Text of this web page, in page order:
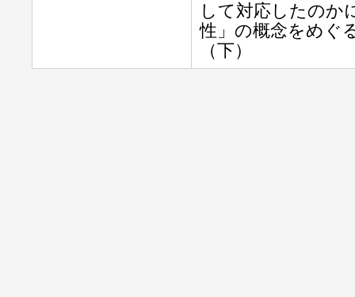
して対応したのか
性」の概念をめぐ
（下）